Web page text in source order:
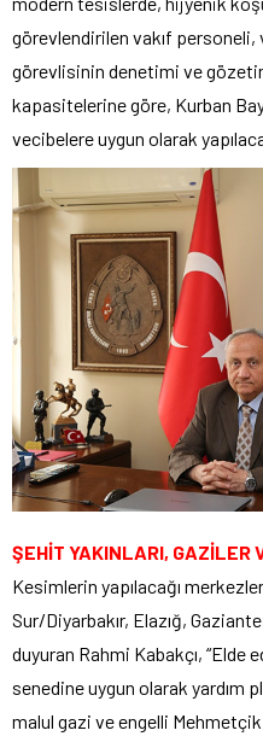
görevlendirilen vakıf
görevlisinin denetimi ve
kapasitelerine göre, Kurban
vecibelere uygun olarak
ŞEHİT YAKINLARI, GAZİLER
Kesimlerin yapılacağı
Sur/Diyarbakır, Elazığ,
duyuran Rahmi Kabakçı, “Elde
senedine uygun olarak yardım
malul gazi ve engelli